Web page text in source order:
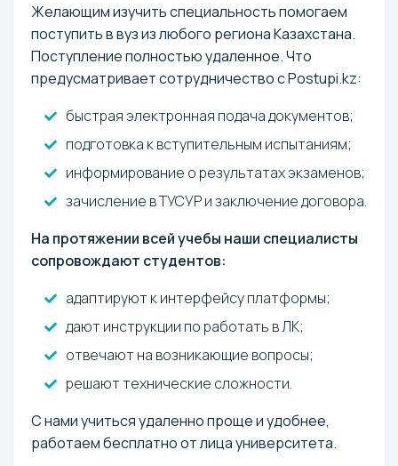
Желающим изучить специальность помогаем
поступить в вуз из любого региона Казахстана.
Поступление полностью удаленное. Что
предусматривает сотрудничество с Postupi.kz:
быстрая электронная подача документов;
подготовка к вступительным испытаниям;
информирование о результатах экзаменов;
зачисление в ТУСУР и заключение договора.
На протяжении всей учебы наши специалисты
сопровождают студентов:
адаптируют к интерфейсу платформы;
дают инструкции по работать в ЛК;
отвечают на возникающие вопросы;
решают технические сложности.
С нами учиться удаленно проще и удобнее,
работаем бесплатно от лица университета.